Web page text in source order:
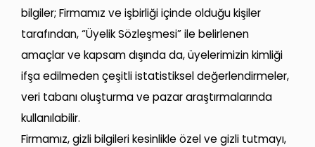
bilgiler; Firmamız ve işbirliği içinde olduğu kişiler
tarafından, “Üyelik Sözleşmesi” ile belirlenen
amaçlar ve kapsam dışında da, üyelerimizin kimliği
ifşa edilmeden çeşitli istatistiksel değerlendirmeler,
veri tabanı oluşturma ve pazar araştırmalarında
kullanılabilir.
Firmamız, gizli bilgileri kesinlikle özel ve gizli tutmayı,